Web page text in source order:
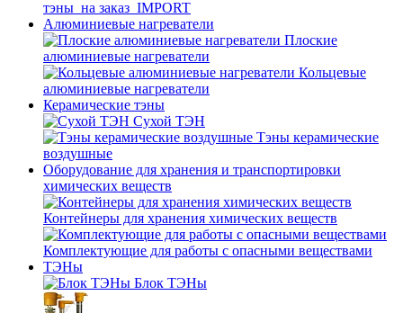
тэны_на заказ_IMPORT
Алюминиевые нагреватели
Плоские
алюминиевые нагреватели
Кольцевые
алюминиевые нагреватели
Керамические тэны
Сухой ТЭН
Тэны керамические
воздушные
Оборудование для хранения и транспортировки
химических веществ
Контейнеры для хранения химических веществ
Комплектующие для работы с опасными веществами
ТЭНы
Блок ТЭНы